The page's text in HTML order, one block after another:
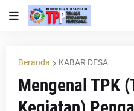
Beranda KABAR DESA
Mengenal TPK